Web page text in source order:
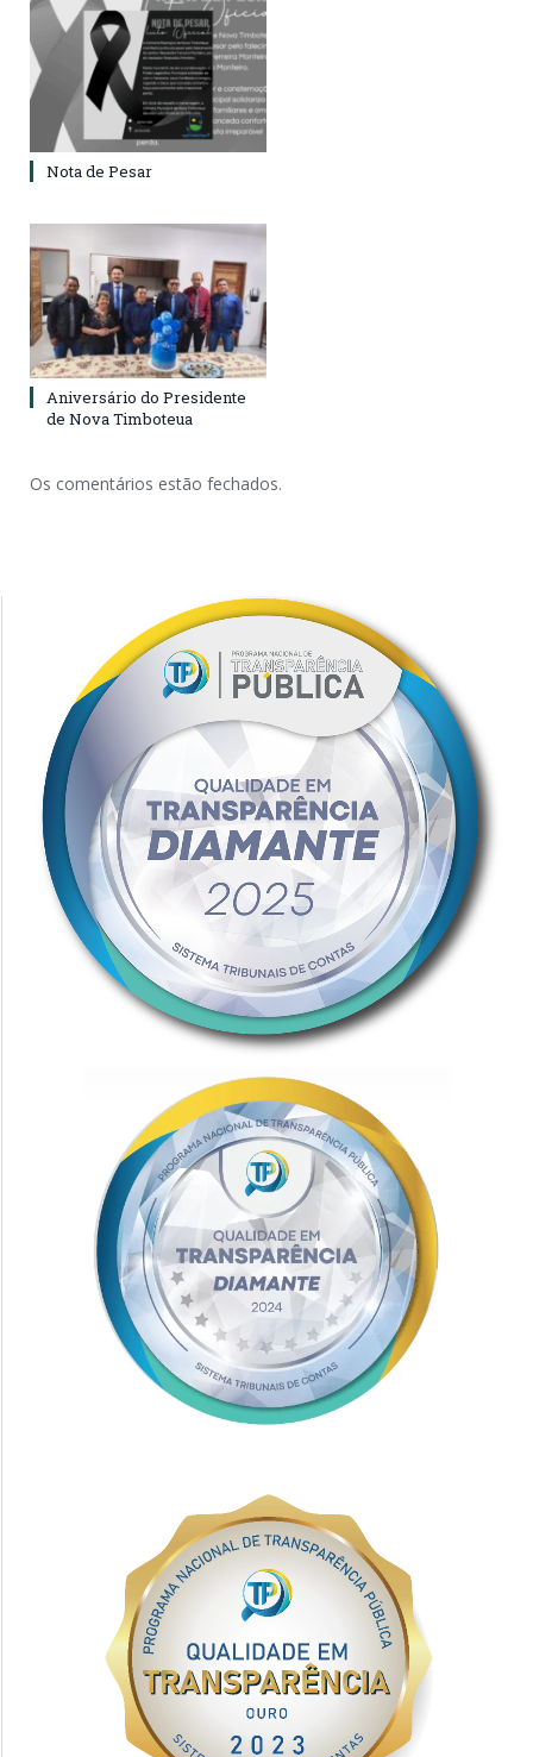
Nota de Pesar
Aniversário do Presidente
de Nova Timboteua
Os comentários estão fechados.